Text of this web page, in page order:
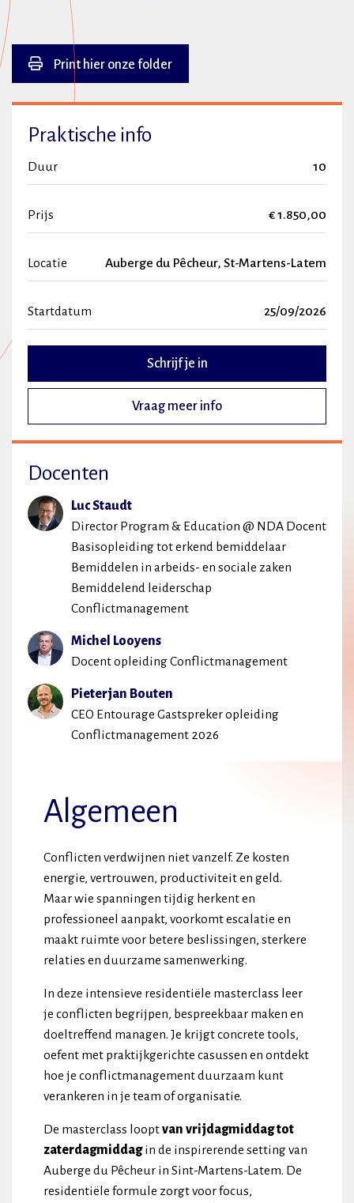
Print hier onze folder
Algemeen
Conflicten verdwijnen niet vanzelf. Ze kosten
energie, vertrouwen, productiviteit en geld.
Maar wie spanningen tijdig herkent en
professioneel aanpakt, voorkomt escalatie en
maakt ruimte voor betere beslissingen, sterkere
relaties en duurzame samenwerking.
In deze intensieve residentiële masterclass leer
je conflicten begrijpen, bespreekbaar maken en
doeltreffend managen. Je krijgt concrete tools,
oefent met praktijkgerichte casussen en ontdekt
hoe je conflictmanagement duurzaam kunt
verankeren in je team of organisatie.
De masterclass looptvan vrijdagmiddag tot
zaterdagmiddagin de inspirerende setting van
Auberge du Pêcheur in Sint-Martens-Latem. De
residentiële formule zorgt voor focus,
Praktische info
Duur 10
Prijs € 1.850,00
Locatie Auberge du Pêcheur, St-Martens-Latem
Startdatum 25/09/2026
Schrijf je in
Vraag meer info
Docenten
Luc Staudt
Director Program & Education @ NDA Docent
Basisopleiding tot erkend bemiddelaar
Bemiddelen in arbeids- en sociale zaken
Bemiddelend leiderschap
Conflictmanagement
Michel Looyens
Docent opleiding Conflictmanagement
Pieterjan Bouten
CEO Entourage Gastspreker opleiding
Conflictmanagement 2026